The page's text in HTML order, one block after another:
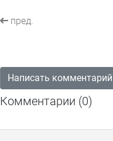
пред.
Написать комментарий
Комментарии (0)